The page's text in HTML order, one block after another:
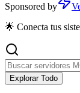
Sponsored by
🌟 Conecta tus
Explorar Todo